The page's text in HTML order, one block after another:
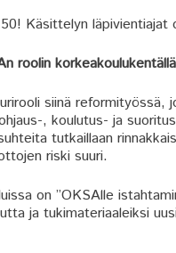
Käsittelyn
roolin
siinä
, koulutus- ja
tutkaillaan
riski suuri.
on ”OKSAlle
ja tukimateriaaleiksi